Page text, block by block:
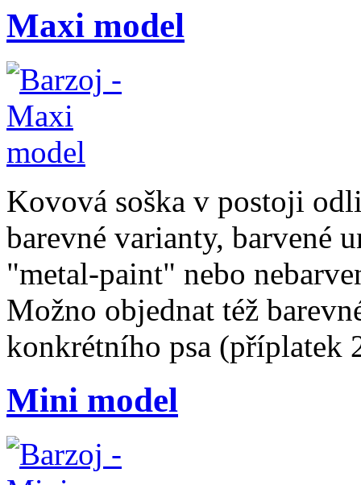
Maxi model
Kovová soška v postoji
barevné varianty, barvené
"metal-paint" nebo
Možno objednat též
konkrétního psa (příplatek
Mini model